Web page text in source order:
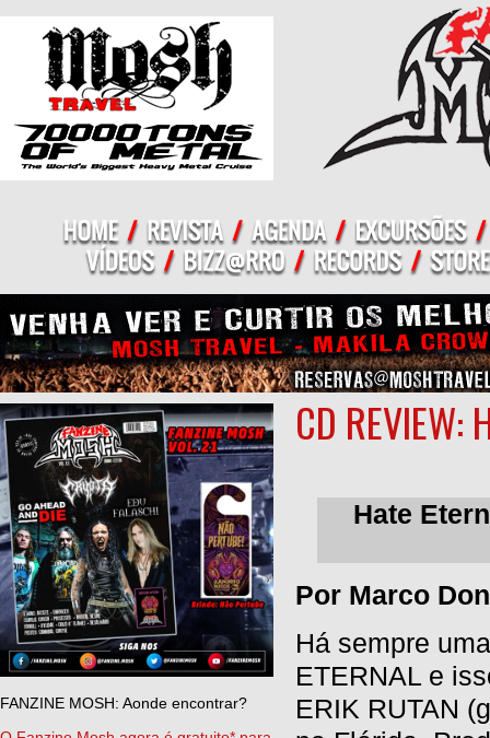
FANZINE MOSH: Aonde encontrar?
CD REVIEW:
Hate
Por Marco
Há sempre
ETERNAL e
ERIK RUTAN